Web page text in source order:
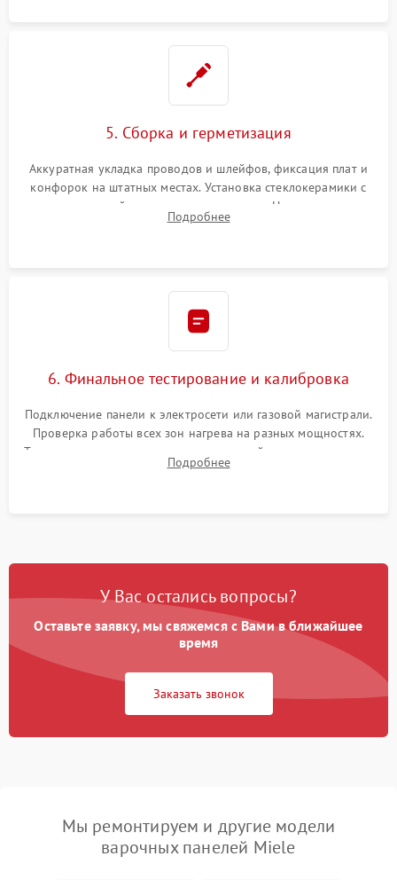
5. Сборка и герметизация
Аккуратная укладка проводов и шлейфов, фиксация плат и
конфорок на штатных местах. Установка стеклокерамики с
проверкой равномерности зазоров. Нанесение
термостойкого герметика или укладка уплотнительной
Подробнее
6. Финальное тестирование и калибровка
Подключение панели к электросети или газовой магистрали.
Проверка работы всех зон нагрева на разных мощностях.
Тестирование сенсорного управления, таймера, индикаторов
остаточного тепла и систем защиты от перегрева.
Подробнее
У Вас остались вопросы?
Оставьте заявку, мы свяжемся с Вами в ближайшее
время
Заказать звонок
Мы ремонтируем и другие модели
варочных панелей Miele